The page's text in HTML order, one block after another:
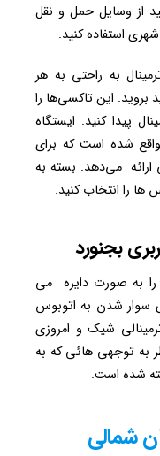
از وسایل حمل و نقل
استفاده کنید.
به راحتی به هر
بروید. این تاکسی‌ها را
پیدا کنید. ایستگاه
شده است که برای
می‌دهد. بسته به
ها را انتخاب کنید.
بجنورد
را به صورت دایره می
سوار شدن به اتوبوس
شیک و امروزی
به توجهی هائی که به
شده است.
شمالی